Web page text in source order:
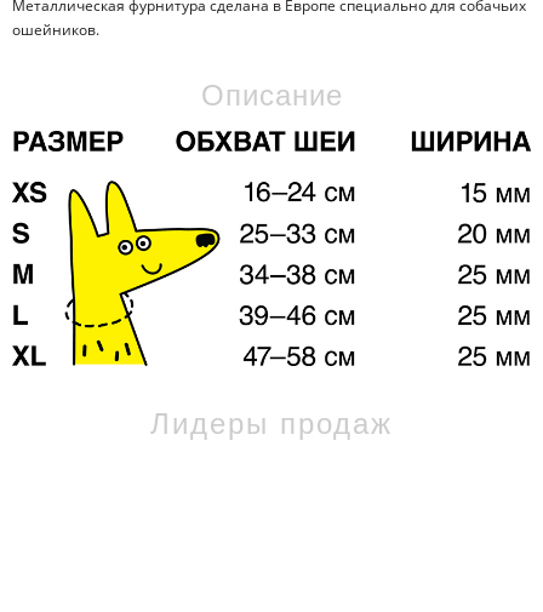
Металлическая фурнитура сделана в Европе специально для собачьих
ошейников.
Описание
Лидеры продаж